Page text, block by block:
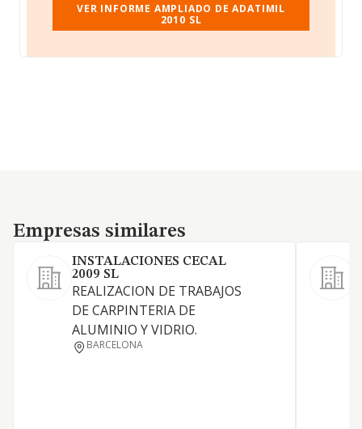
VER INFORME AMPLIADO DE ADATIMIL
2010 SL
Empresas similares
Empresas similares
INSTALACIONES CECAL
2009 SL
REALIZACION DE TRABAJOS
DE CARPINTERIA DE
ALUMINIO Y VIDRIO.
BARCELONA